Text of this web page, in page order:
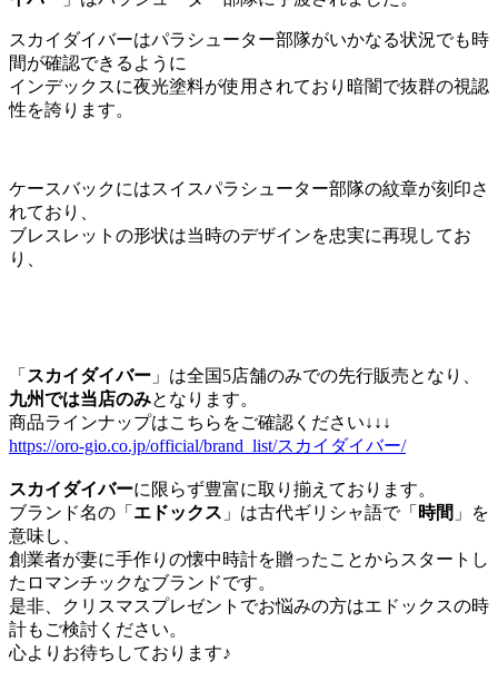
スカイダイバーはパラシューター部隊がいかなる状況でも時
間が確認できるように
インデックスに夜光塗料が使用されており暗闇で抜群の視認
性を誇ります。
ケースバックにはスイスパラシューター部隊の紋章が刻印さ
れており、
ブレスレットの形状は当時のデザインを忠実に再現してお
り、
「 スカイダイバー 」は全国5店舗のみでの先行販売となり、
九州では当店のみとなります。
商品ラインナップはこちらをご確認ください↓↓↓
https://oro-gio.co.jp/official/brand_list/スカイダイバー/
スカイダイバーに限らず豊富に取り揃えております。
ブランド名の「 エドックス 」は古代ギリシャ語で「 時間 」を
意味し、
創業者が妻に手作りの懐中時計を贈ったことからスタートし
たロマンチックなブランドです。
是非、クリスマスプレゼントでお悩みの方はエドックスの時
計もご検討ください。
心よりお待ちしております♪